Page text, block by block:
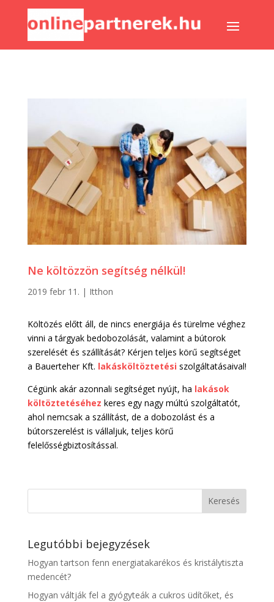
Ne költözzön segítség nélkül!
2019 febr 11. | Itthon
Költözés előtt áll, de nincs energiája és türelme véghez
vinni a tárgyak bedobozolását, valamint a bútorok
szerelését és szállítását? Kérjen teljes körű segítséget
a Bauerteher Kft. lakásköltöztetési szolgáltatásaival!
Cégünk akár azonnali segítséget nyújt, ha lakások
költöztetéséhez keres egy nagy múltú szolgáltatót,
ahol nemcsak a szállítást, de a dobozolást és a
bútorszerelést is vállaljuk, teljes körű
felelősségbiztosítással.
Legutóbbi bejegyzések
Hogyan tartson fenn energiatakarékos és kristálytiszta
medencét?
Hogyan váltják fel a gyógyteák a cukros üdítőket, és